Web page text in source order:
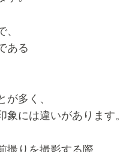
ある
多く、
には違いがあります。
りを撮影する際、